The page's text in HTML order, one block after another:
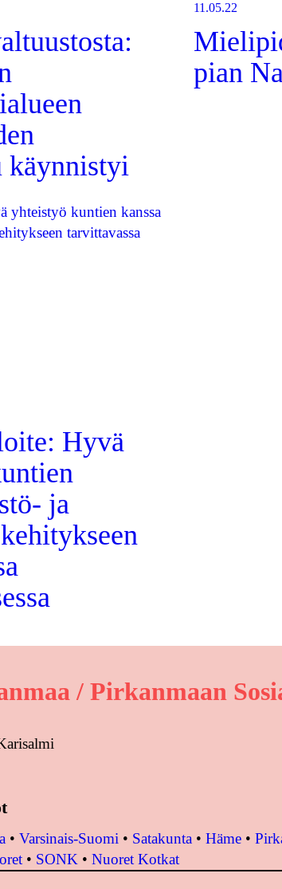
käynnistyi
11.05.22
pian
Hyvä
ja
/ Pirkanmaan
• Varsinais-Suomi • Satakunta • Häme •
• SONK • Nuoret Kotkat